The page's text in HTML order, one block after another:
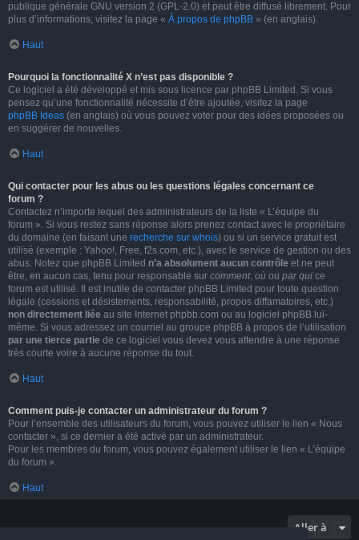
publique générale GNU version 2 (GPL-2.0) et peut être diffusé librement. Pour
plus d’informations, visitez la page « À propos de phpBB » (en anglais).
Haut
Pourquoi la fonctionnalité X n’est pas disponible ?
Ce logiciel a été développé et mis sous licence par phpBB Limited. Si vous
pensez qu’une fonctionnalité nécessite d’être ajoutée, visitez la page
phpBB Ideas (en anglais) où vous pouvez voter pour des idées proposées ou
en suggérer de nouvelles.
Haut
Qui contacter pour les abus ou les questions légales concernant ce
forum ?
Contactez n’importe lequel des administrateurs de la liste « L’équipe du
forum ». Si vous restez sans réponse alors prenez contact avec le propriétaire
du domaine (en faisant une recherche sur whois) ou si un service gratuit est
utilisé (exemple : Yahoo!, Free, f2s.com, etc.), avec le service de gestion ou des
abus. Notez que phpBB Limited n’a absolument aucun contrôle et ne peut
être, en aucun cas, tenu pour responsable sur comment, où ou par qui ce
forum est utilisé. Il est inutile de contacter phpBB Limited pour toute question
légale (cessions et désistements, responsabilité, propos diffamatoires, etc.)
non directement liée au site Internet phpbb.com ou au logiciel phpBB lui-
même. Si vous adressez un courriel au groupe phpBB à propos de l’utilisation
par une tierce partie de ce logiciel vous devez vous attendre à une réponse
très courte voire à aucune réponse du tout.
Haut
Comment puis-je contacter un administrateur du forum ?
Pour l’ensemble des utilisateurs du forum, vous pouvez utiliser le lien « Nous
contacter », si ce dernier a été activé par un administrateur.
Pour les membres du forum, vous pouvez également utiliser le lien « L’équipe
du forum ».
Haut
Aller à